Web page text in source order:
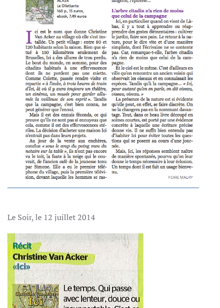
Le Soir, le 12 juillet 2014